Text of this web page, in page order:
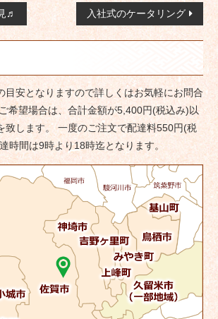
♬ 入社式のケータリング
目安となりますので詳しくはお気軽にお問合
希望場合は、合計金額が5,400円(税込み)以
致します。 一度のご注文で配達料550円(税
時間は9時より18時迄となります。